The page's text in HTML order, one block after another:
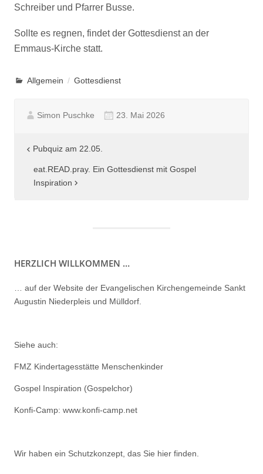
Schreiber und Pfarrer Busse.
Sollte es regnen, findet der Gottesdienst an der
Emmaus-Kirche statt.
Allgemein Gottesdienst
Simon Puschke 23. Mai 2026
Beitragsnavigation
Pubquiz am 22.05.
eat.READ.pray. Ein Gottesdienst mit Gospel
Inspiration
HERZLICH WILLKOMMEN …
… auf der Website der Evangelischen Kirchengemeinde Sankt
Augustin Niederpleis und Mülldorf.
Siehe auch:
FMZ Kindertagesstätte Menschenkinder
Gospel Inspiration (Gospelchor)
Konfi-Camp: www.konfi-camp.net
Wir haben ein Schutzkonzept, das Sie hier finden.